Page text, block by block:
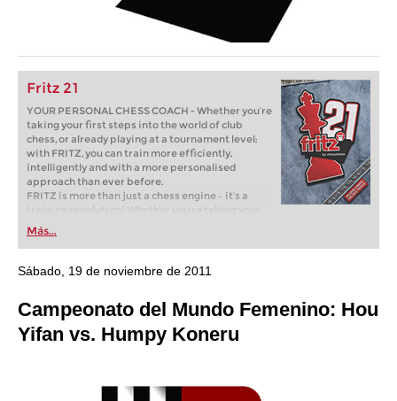
Fritz 21
YOUR PERSONAL CHESS COACH - Whether you’re
taking your first steps into the world of club
chess, or already playing at a tournament level:
with FRITZ, you can train more efficiently,
intelligently and with a more personalised
approach than ever before.
FRITZ is more than just a chess engine – it’s a
training revolution! Whether you’re taking your
first steps into the world of club chess, or already
playing at a tournament level: with FRITZ, you can
train more efficiently, intelligently and with a
more personalised approach than ever before.
Más...
Sábado, 19 de noviembre de 2011
Campeonato del Mundo Femenino: Hou
Yifan vs. Humpy Koneru